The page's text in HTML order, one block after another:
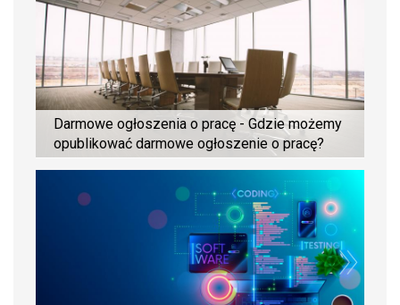
Darmowe ogłoszenia o pracę - Gdzie możemy
opublikować darmowe ogłoszenie o pracę?